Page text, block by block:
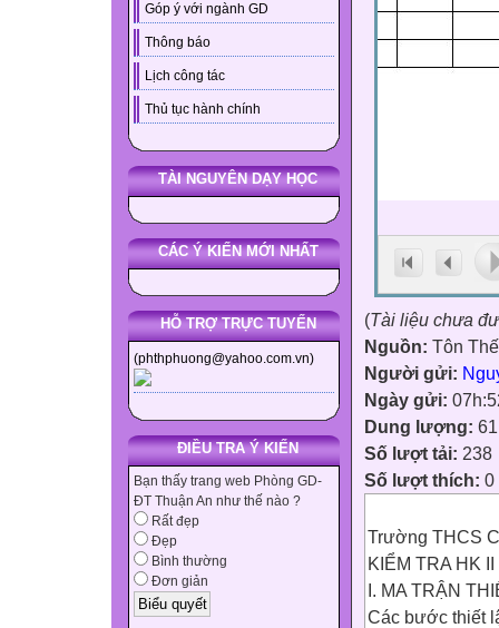
Góp ý với ngành GD
Thông báo
Lịch công tác
Thủ tục hành chính
TÀI NGUYÊN DẠY HỌC
CÁC Ý KIẾN MỚI NHẤT
HỖ TRỢ TRỰC TUYẾN
(phthphuong@yahoo.com.vn)
ĐIỀU TRA Ý KIẾN
Bạn thấy trang web Phòng GD-
ĐT Thuận An như thế nào ?
Rất đẹp
Đẹp
Bình thường
Đơn giản
(Tài liệu chưa
Nguồn: Tôn
Người gửi:
Ngày gửi:
Dung lượng:
Số lượt tải: 238
Số lượt thích: 0
Trường THCS
KIỂM TRA HK
I. MA TRẬN
Các bước thiết